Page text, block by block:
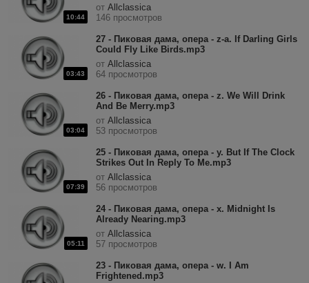
10:44
от Allclassica
146 просмотров
03:43
27 - Пиковая дама, опера - z-a. If Darling Girls
Could Fly Like Birds.mp3
от Allclassica
64 просмотров
03:04
26 - Пиковая дама, опера - z. We Will Drink
And Be Merry.mp3
от Allclassica
53 просмотров
07:39
25 - Пиковая дама, опера - y. But If The Clock
Strikes Out In Reply To Me.mp3
от Allclassica
56 просмотров
05:11
24 - Пиковая дама, опера - x. Midnight Is
Already Nearing.mp3
от Allclassica
57 просмотров
23 - Пиковая дама, опера - w. I Am
Frightened.mp3